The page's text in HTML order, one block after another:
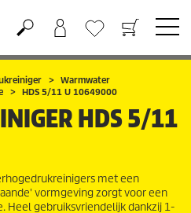
Warmwater
HDS 5/11 U 10649000
HDS 5/11
met een
vormgeving zorgt voor een
Heel gebruiksvriendelijk dankzij 1-